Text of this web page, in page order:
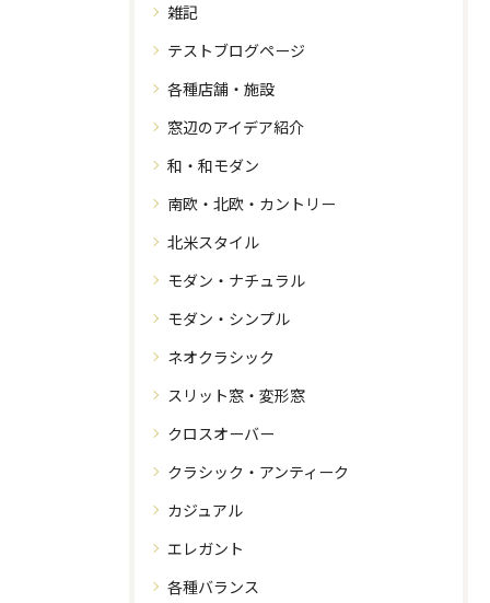
雑記
テストブログページ
各種店舗・施設
窓辺のアイデア紹介
和・和モダン
南欧・北欧・カントリー
北米スタイル
モダン・ナチュラル
モダン・シンプル
ネオクラシック
スリット窓・変形窓
クロスオーバー
クラシック・アンティーク
カジュアル
エレガント
各種バランス